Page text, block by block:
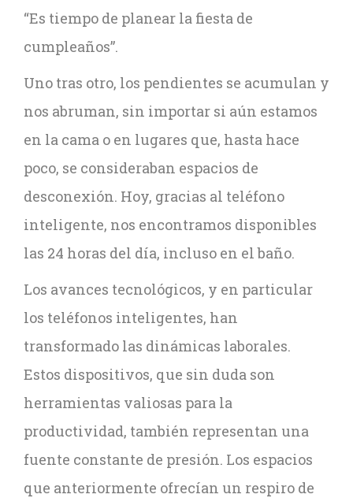
“Es tiempo de planear la fiesta de
cumpleaños”.
Uno tras otro, los pendientes se acumulan y
nos abruman, sin importar si aún estamos
en la cama o en lugares que, hasta hace
poco, se consideraban espacios de
desconexión. Hoy, gracias al teléfono
inteligente, nos encontramos disponibles
las 24 horas del día, incluso en el baño.
Los avances tecnológicos, y en particular
los teléfonos inteligentes, han
transformado las dinámicas laborales.
Estos dispositivos, que sin duda son
herramientas valiosas para la
productividad, también representan una
fuente constante de presión. Los espacios
que anteriormente ofrecían un respiro de